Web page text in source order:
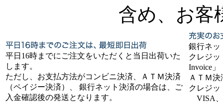
含め、お客
平日16時までにご注文をいただくと当日出荷いた
します。
ただし、お支払方法がコンビニ決済、ＡＴＭ決済
（ペイジー決済）、 銀行ネット決済の場合は、ご
入金確認後の発送となります。
銀行ネッ
クレジッ
Invoice」
ＡＴＭ
クレジッ
VISA、